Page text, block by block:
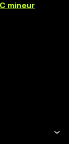
mineur